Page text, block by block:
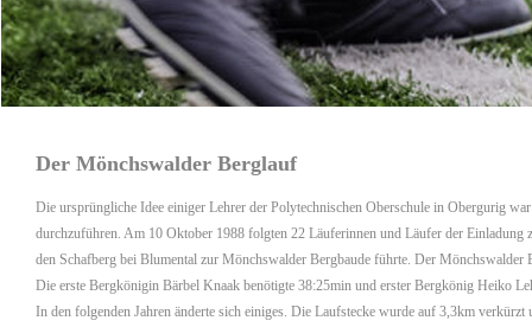
Der Mönchswalder Berglauf
Die ursprüngliche Idee einiger Lehrer der Polytechnischen Oberschule in Obergurig
durchzuführen. Am 10 Oktober 1988 folgten 22 Läuferinnen und Läufer der Einladung
den Schafberg bei Blumental zur Mönchswalder Bergbaude führte. Der Mönchswalder
Die erste Bergkönigin Bärbel Knaak benötigte 38:25min und erster Bergkönig Heiko
In den folgenden Jahren änderte sich einiges. Die Laufstecke wurde auf 3,3km